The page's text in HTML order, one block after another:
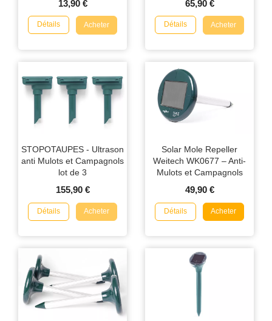
13,90 €
Détails Acheter
65,90 €
Détails Acheter
STOPOTAUPES - Ultrason
anti Mulots et Campagnols
lot de 3
155,90 €
Détails Acheter
Solar Mole Repeller
Weitech WK0677 – Anti-
Mulots et Campagnols
Protection Jardin 350 m²
49,90 €
Détails Acheter